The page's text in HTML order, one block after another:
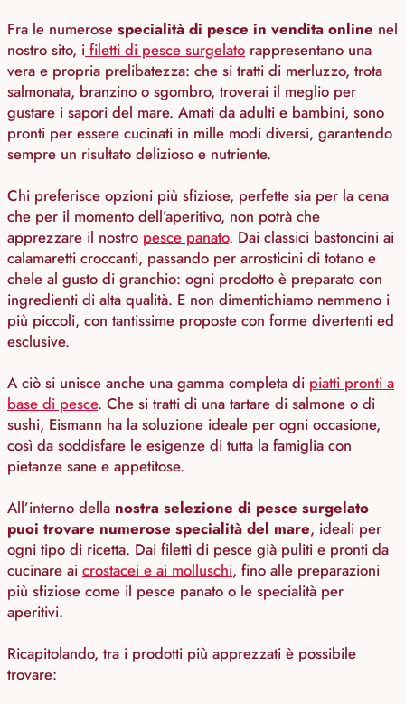
Fra le numerose specialità di pesce in vendita online nel
nostro sito, i filetti di pesce surgelato rappresentano una
vera e propria prelibatezza: che si tratti di merluzzo, trota
salmonata, branzino o sgombro, troverai il meglio per
gustare i sapori del mare. Amati da adulti e bambini, sono
pronti per essere cucinati in mille modi diversi, garantendo
sempre un risultato delizioso e nutriente.
Chi preferisce opzioni più sfiziose, perfette sia per la cena
che per il momento dell’aperitivo, non potrà che
apprezzare il nostro pesce panato. Dai classici bastoncini ai
calamaretti croccanti, passando per arrosticini di totano e
chele al gusto di granchio: ogni prodotto è preparato con
ingredienti di alta qualità. E non dimentichiamo nemmeno i
più piccoli, con tantissime proposte con forme divertenti ed
esclusive.
A ciò si unisce anche una gamma completa di piatti pronti a
base di pesce. Che si tratti di una tartare di salmone o di
sushi, Eismann ha la soluzione ideale per ogni occasione,
così da soddisfare le esigenze di tutta la famiglia con
pietanze sane e appetitose.
All’interno della nostra selezione di pesce surgelato
puoi trovare numerose specialità del mare, ideali per
ogni tipo di ricetta. Dai filetti di pesce già puliti e pronti da
cucinare ai crostacei e ai molluschi, fino alle preparazioni
più sfiziose come il pesce panato o le specialità per
aperitivi.
Ricapitolando, tra i prodotti più apprezzati è possibile
trovare: